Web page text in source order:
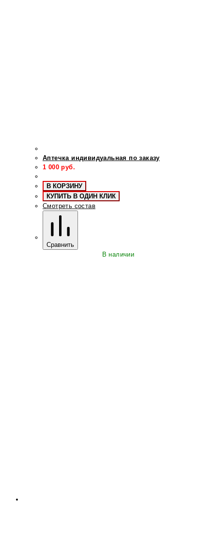
Аптечка индивидуальная по заказу
1 000 руб.
В КОРЗИНУ
КУПИТЬ В ОДИН КЛИК
Смотреть состав
Сравнить
В наличии